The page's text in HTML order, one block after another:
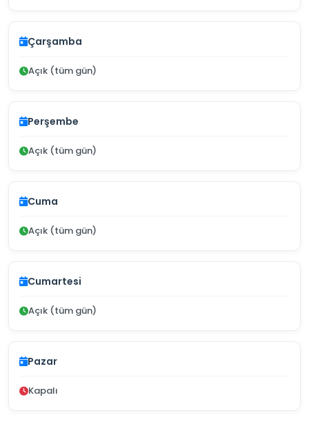
Çarşamba
Açık (tüm gün)
Perşembe
Açık (tüm gün)
Cuma
Açık (tüm gün)
Cumartesi
Açık (tüm gün)
Pazar
Kapalı